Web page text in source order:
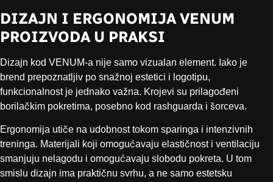
DIZAJN I ERGONOMIJA VENUM
PROIZVODA U PRAKSI
Dizajn kod VENUM-a nije samo vizualan element. Iako je
brend prepoznatljiv po snažnoj estetici i logotipu,
funkcionalnost je jednako važna. Krojevi su prilagođeni
borilačkim pokretima, posebno kod rashguarda i šorceva.
Ergonomija utiče na udobnost tokom sparinga i intenzivnih
treninga. Materijali koji omogućavaju elastičnost i ventilaciju
smanjuju nelagodu i omogućavaju slobodu pokreta. U tom
smislu dizajn ima praktičnu svrhu, a ne samo estetsku